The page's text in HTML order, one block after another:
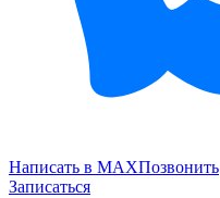
Написать в MAXПозвонить
Записаться